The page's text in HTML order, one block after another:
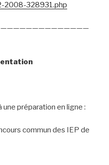
2008-328931.php
préparation en ligne :
commun des IEP de